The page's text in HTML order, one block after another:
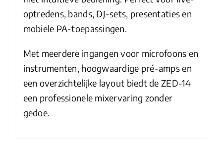
optredens, bands, DJ-sets, presentaties en
mobiele PA-toepassingen.
Met meerdere ingangen voor microfoons en
instrumenten, hoogwaardige pré-amps en
een overzichtelijke layout biedt de ZED-14
een professionele mixervaring zonder
gedoe.